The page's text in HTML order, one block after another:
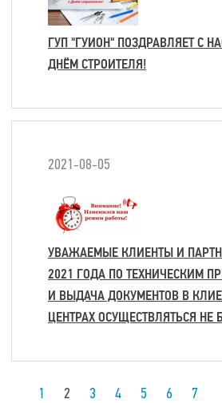
ГУП "ГУИОН" ПОЗДРАВЛЯЕТ С
ДНЁМ СТРОИТЕЛЯ!
2021-08-05
УВАЖАЕМЫЕ КЛИЕНТЫ И
2021 ГОДА ПО ТЕХНИЧЕСКИМ
И ВЫДАЧА ДОКУМЕНТОВ В
ЦЕНТРАХ ОСУЩЕСТВЛЯТЬСЯ НЕ
1 2 3 4 5 6
7